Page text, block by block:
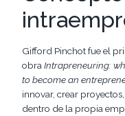
Gifford Pinchot fue el
obra Intrapreneuring:
to become an
innovar, crear
dentro de la propia